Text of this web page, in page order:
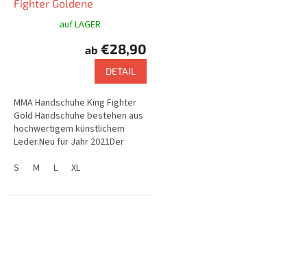
Fighter Goldene
auf LAGER
ab €28,90
DETAIL
MMA Handschuhe King Fighter
Gold Handschuhe bestehen aus
hochwertigem künstlichem
Leder.Neu für Jahr 2021Der
breiten Klebeband
S M L XL